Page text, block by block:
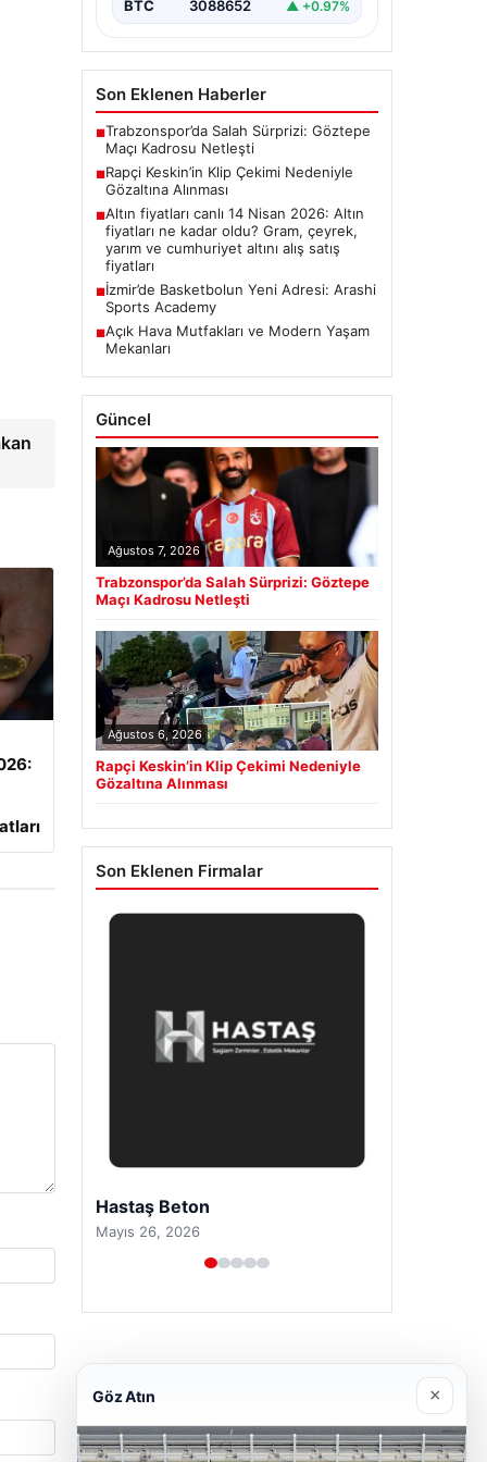
BTC 3088652 ▲ +0.97%
Son Eklenen Haberler
■Trabzonspor’da Salah Sürprizi: Göztepe
Maçı Kadrosu Netleşti
■Rapçi Keskin’in Klip Çekimi Nedeniyle
Gözaltına Alınması
■Altın fiyatları canlı 14 Nisan 2026: Altın
fiyatları ne kadar oldu? Gram, çeyrek,
yarım ve cumhuriyet altını alış satış
fiyatları
■İzmir’de Basketbolun Yeni Adresi: Arashi
Sports Academy
■Açık Hava Mutfakları ve Modern Yaşam
Mekanları
Güncel
Ağustos 7, 2026
Trabzonspor’da Salah Sürprizi: Göztepe
Maçı Kadrosu Netleşti
Ağustos 6, 2026
Rapçi Keskin’in Klip Çekimi Nedeniyle
Gözaltına Alınması
Son Eklenen Firmalar
Prenses Night Club
Nisan 29, 2026
Göz Atın ×